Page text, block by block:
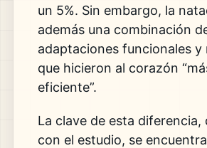
un 5%. Sin embargo, la
además una combinación
adaptaciones funcionales y
que hicieron al corazón
eficiente”.
La clave de esta diferencia,
con el estudio, se